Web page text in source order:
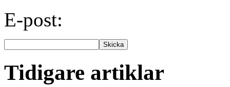
E-post:
Tidigare artiklar